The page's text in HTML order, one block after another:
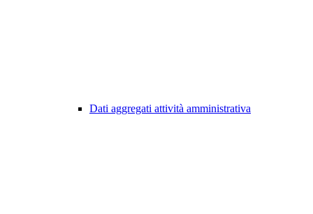
Dati aggregati attività amministrativa